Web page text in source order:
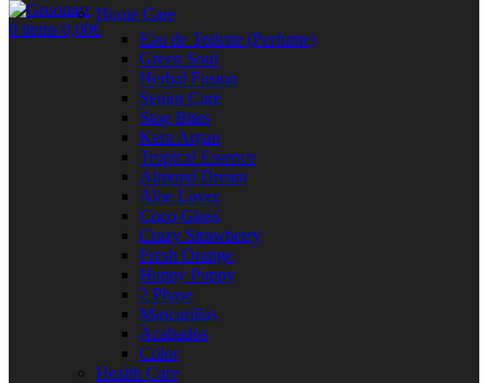
0 items 0,00€
Home Care
Eau de Toilette (Perfume)
Green Soul
Herbal Fusion
Senior Care
Stop Bites
Kera Argan
Tropical Essence
Almond Dream
Aloe Lover
Coco Gloss
Crazy Strawberry
Fresh Orange
Happy Puppy
2 Phase
Mascarillas
Acabados
Color
Health Care